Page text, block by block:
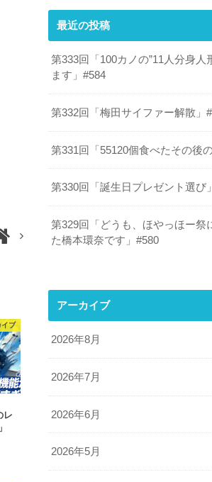
イブ
レ
最近の投稿
第333回「100カノの”11人分身人
ます」#584
第332回「梅田サイファー解散」
第331回「55120個食べたその後
第330回「誕生日プレゼント選び
第329回「どうも、ほやっほー祭
た橋本環奈です」#580
アーカイブ
2026年8月
2026年7月
2026年6月
2026年5月